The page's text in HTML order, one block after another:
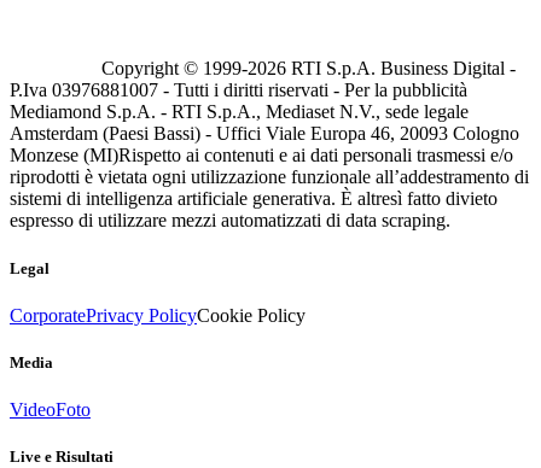
Copyright © 1999-2026 RTI S.p.A. Business Digital -
P.Iva 03976881007 - Tutti i diritti riservati - Per la pubblicità
Mediamond S.p.A. - RTI S.p.A., Mediaset N.V., sede legale
Amsterdam (Paesi Bassi) - Uffici Viale Europa 46, 20093 Cologno
Monzese (MI)Rispetto ai contenuti e ai dati personali trasmessi e/o
riprodotti è vietata ogni utilizzazione funzionale all’addestramento di
sistemi di intelligenza artificiale generativa. È altresì fatto divieto
espresso di utilizzare mezzi automatizzati di data scraping.
Legal
CorporatePrivacy PolicyCookie Policy
Media
VideoFoto
Live e Risultati